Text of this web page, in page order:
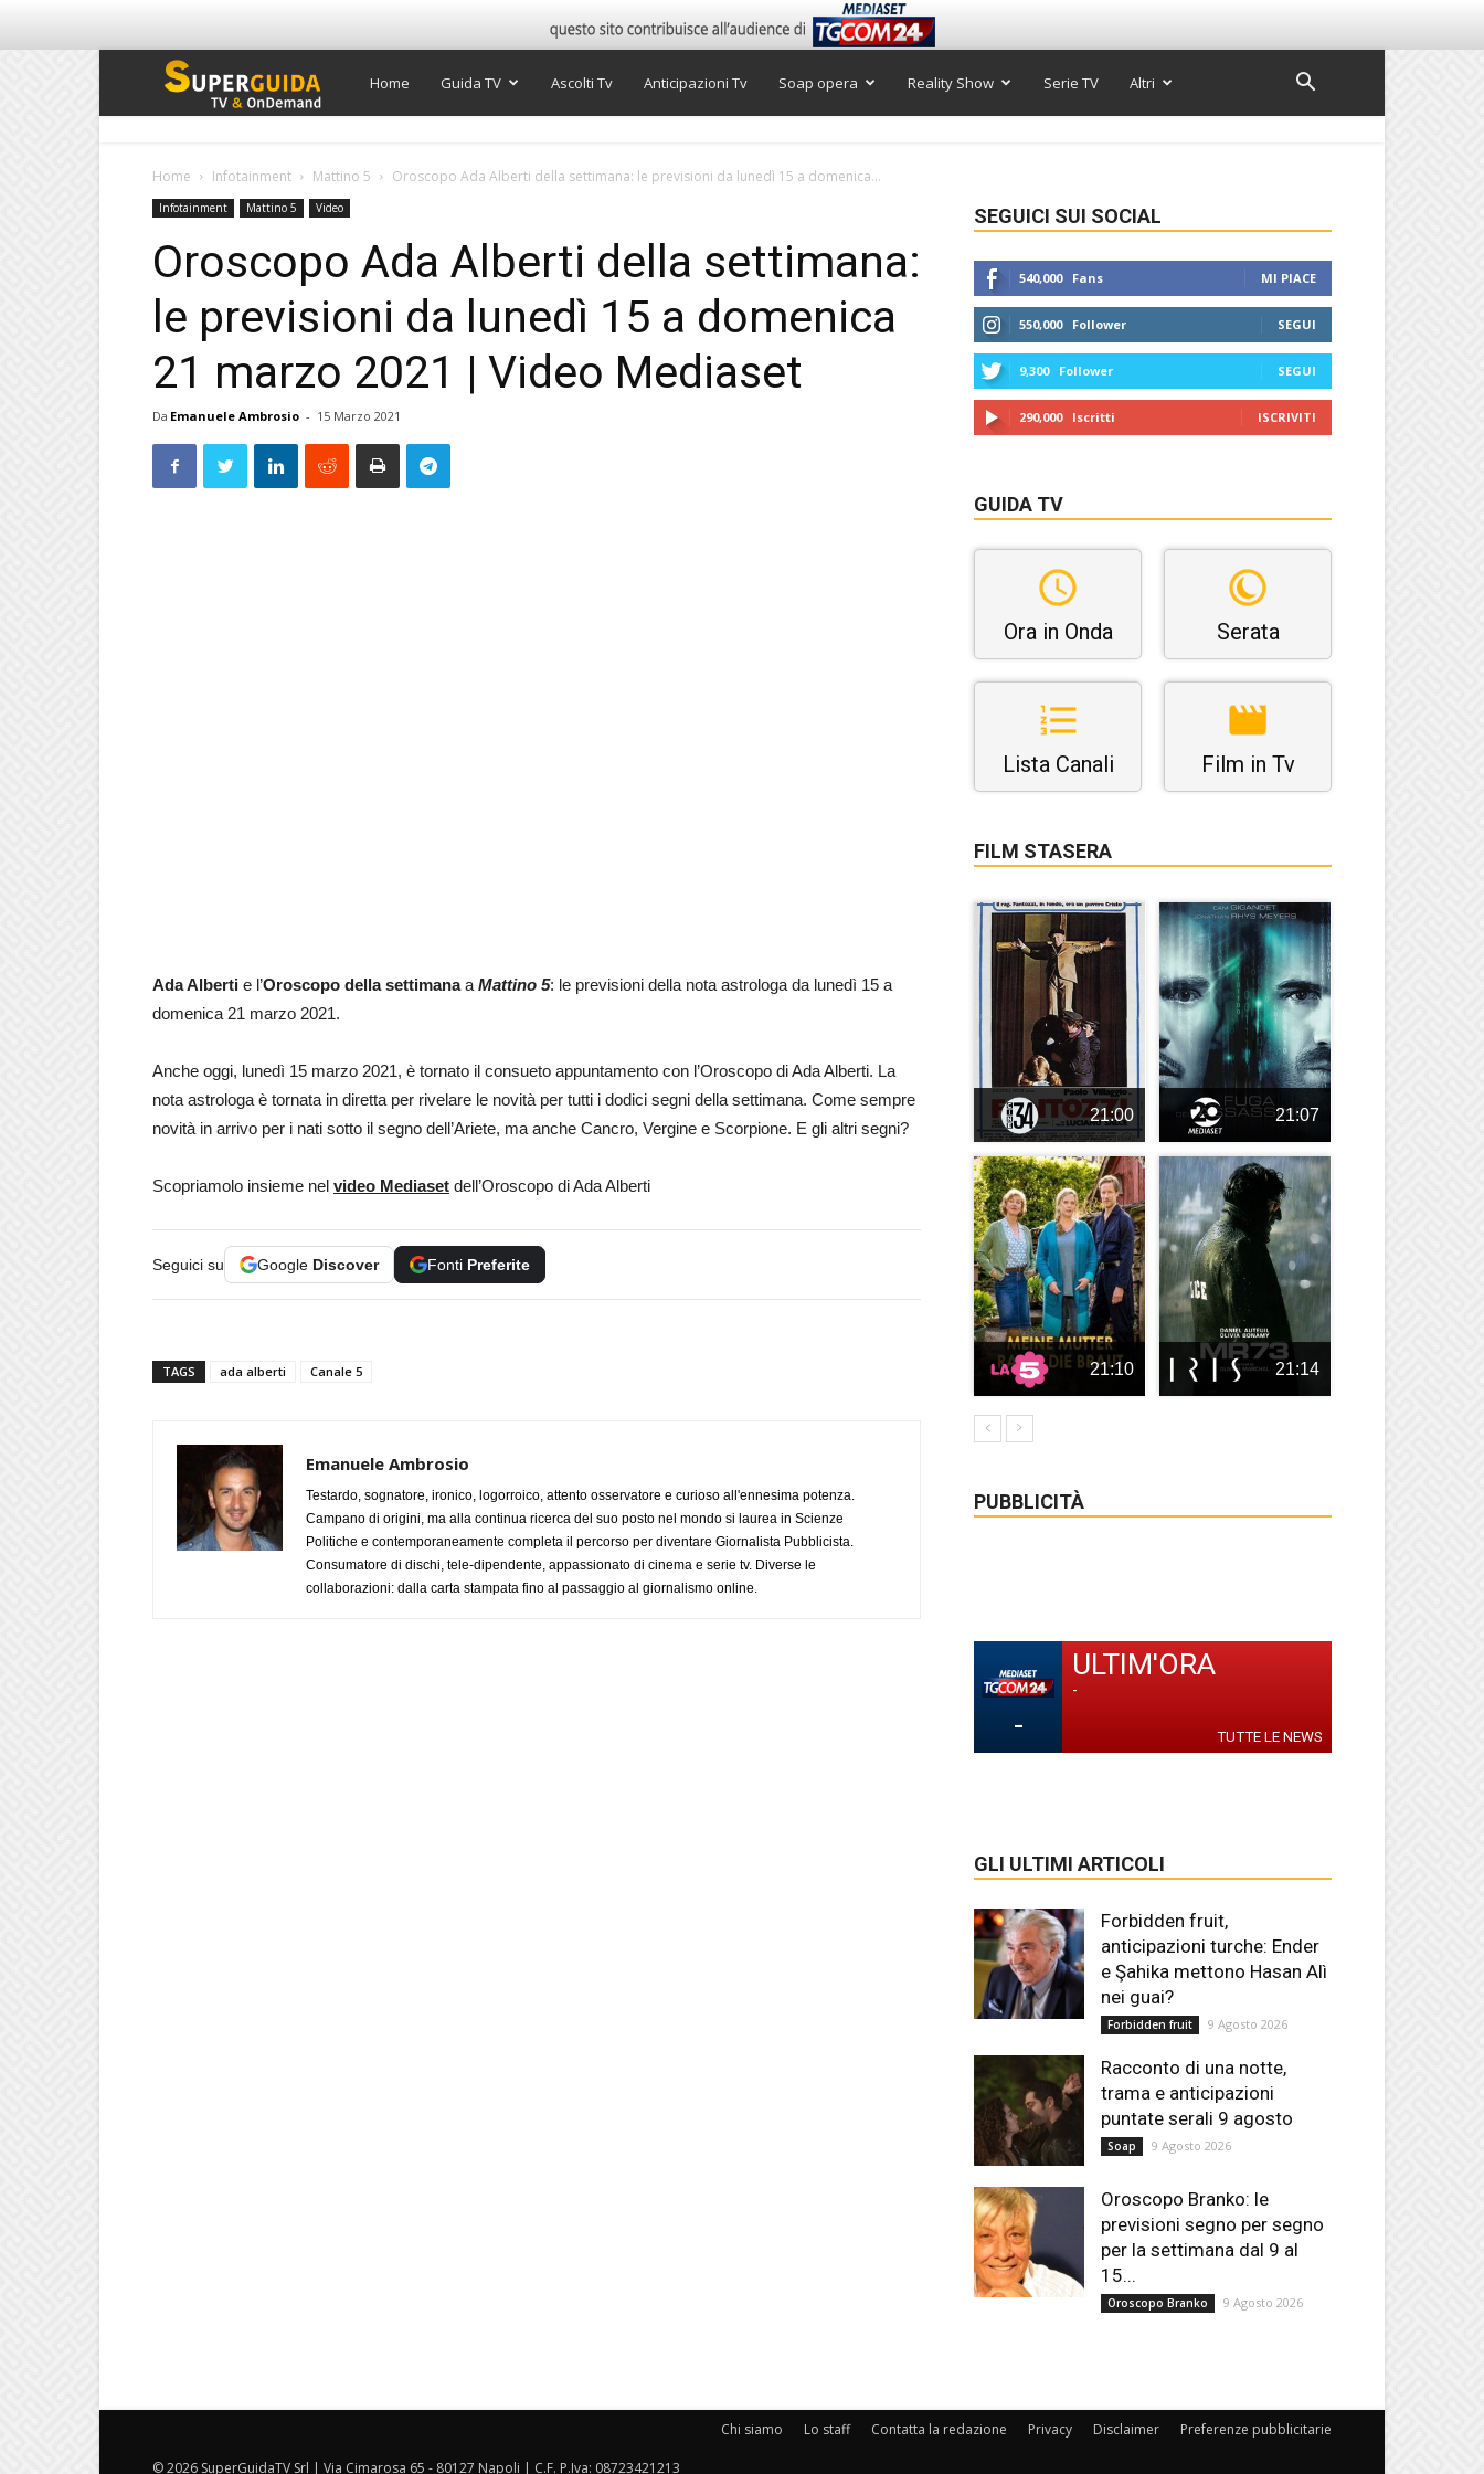
Super
Home Guida TV Ascolti Tv Anticipazioni Tv Soap opera Reality Show Serie TV Altri
Home Infotainment Mattino 5 Oroscopo Ada Alberti della settimana: le previsioni da lunedì 15 a domenica...
Infotainment Mattino 5 Video
Oroscopo Ada Alberti della settimana:
le previsioni da lunedì 15 a domenica
21 marzo 2021 | Video Mediaset
Da Emanuele Ambrosio - 15 Marzo 2021
Ada Alberti e l’Oroscopo della settimanaa Mattino 5: le previsioni della nota astrologa da lunedì 15 a
domenica 21 marzo 2021.
Anche oggi, lunedì 15 marzo 2021, è tornato il consueto appuntamento con l’Oroscopo di Ada Alberti. La
nota astrologa è tornata in diretta per rivelare le novità per tutti i dodici segni della settimana. Come sempre
novità in arrivo per i nati sotto il segno dell’Ariete, ma anche Cancro, Vergine e Scorpione. E gli altri segni?
Scopriamolo insieme nel video Mediaset dell’Oroscopo di Ada Alberti
Seguici su Google Discover Fonti Preferite
TAGS ada alberti Canale 5
Emanuele Ambrosio
Testardo, sognatore, ironico, logorroico, attento osservatore e curioso all'ennesima potenza.
Campano di origini, ma alla continua ricerca del suo posto nel mondo si laurea in Scienze
Politiche e contemporaneamente completa il percorso per diventare Giornalista Pubblicista.
Consumatore di dischi, tele-dipendente, appassionato di cinema e serie tv. Diverse le
collaborazioni: dalla carta stampata fino al passaggio al giornalismo online.
SEGUICI SUI SOCIAL
540,000 Fans MI PIACE
550,000 Follower SEGUI
9,300 Follower SEGUI
290,000 Iscritti ISCRIVITI
GUIDA TV
Ora in Onda Serata
Lista Canali Film in Tv
FILM STASERA
21:00 21:07
21:10 21:14
PUBBLICITÀ
-
ULTIM'ORA
-
TUTTE LE NEWS
GLI ULTIMI ARTICOLI
Forbidden fruit,
anticipazioni turche: Ender
e Şahika mettono Hasan Alì
nei guai?
Forbidden fruit 9 Agosto 2026
Racconto di una notte,
trama e anticipazioni
puntate serali 9 agosto
Soap 9 Agosto 2026
Oroscopo Branko: le
previsioni segno per segno
per la settimana dal 9 al
15...
Oroscopo Branko 9 Agosto 2026
Chi siamo Lo staff Contatta la redazione Privacy Disclaimer Preferenze pubblicitarie
© 2026 SuperGuidaTV Srl | Via Cimarosa 65 - 80127 Napoli | C.F. P.Iva: 08723421213